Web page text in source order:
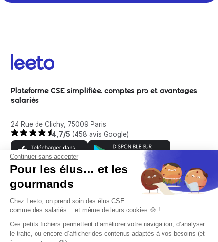
Plateforme CSE simplifiée, comptes pro et avantages
salariés
24 Rue de Clichy, 75009 Paris
4,7/5 (458 avis Google)
Entreprise
Témoignages clients
Aide
Continuer sans accepter
Pour les élus… et les
gourmands
Chez Leeto, on prend soin des élus CSE
comme des salariés… et même de leurs cookies 🍪 !
Ces petits fichiers permettent d’améliorer votre navigation, d’analyser
le trafic, ou encore d’afficher des contenus adaptés à vos besoins (et